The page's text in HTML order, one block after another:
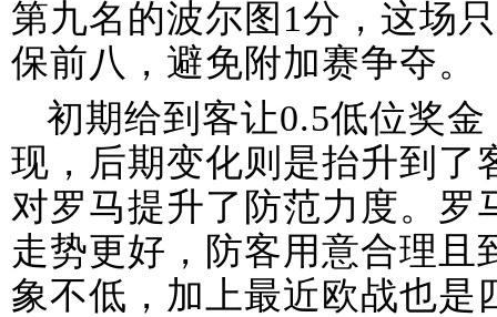
第九名的波尔图1分，这场
保前八，避免附加赛争夺。
初期给到客让0.5低位奖
现，后期变化则是抬升到了
对罗马提升了防范力度。罗
走势更好，防客用意合理且
象不低，加上最近欧战也是